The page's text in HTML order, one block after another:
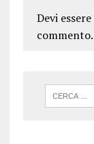
Devi essere
commento.